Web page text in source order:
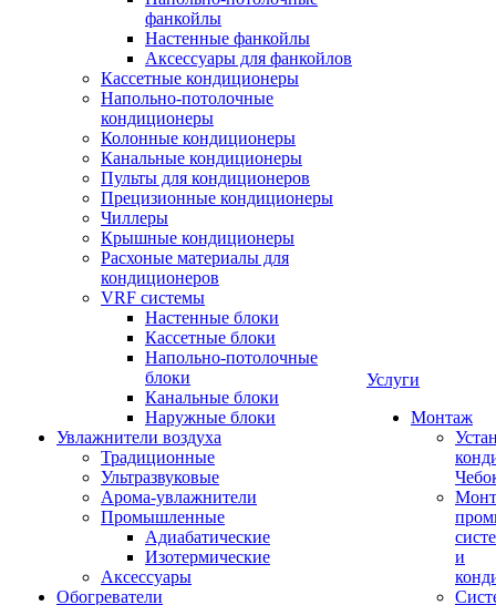
фанкойлы
Настенные фанкойлы
Аксессуары для фанкойлов
Кассетные кондиционеры
Напольно-потолочные
кондиционеры
Колонные кондиционеры
Канальные кондиционеры
Пульты для кондиционеров
Прецизионные кондиционеры
Чиллеры
Крышные кондиционеры
Расхоные материалы для
кондиционеров
VRF системы
Настенные блоки
Кассетные блоки
Напольно-потолочные
блоки
Канальные блоки
Наружные блоки
Увлажнители воздуха
Традиционные
Ультразвуковые
Арома-увлажнители
Промышленныe
Адиабатические
Изотермические
Аксессуары
Обогреватели
Услуги
Монтаж
и